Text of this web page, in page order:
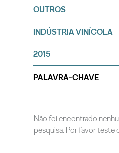
OUTROS
INDÚSTRIA VINÍCOLA
2015
Não foi encontrado
pesquisa. Por favor teste